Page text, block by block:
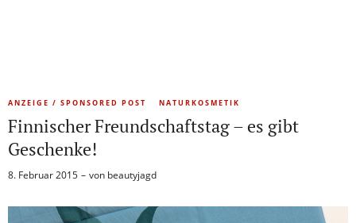
ANZEIGE / SPONSORED POST NATURKOSMETIK
Finnischer Freundschaftstag – es gibt
Geschenke!
8. Februar 2015 von beautyjagd